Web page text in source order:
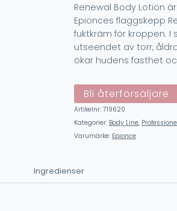
Renewal Body Lotion
Epionces flaggskepp
fuktkräm för kroppen.
utseendet av torr,
ökar hudens fasthet
Bli återförsäljare
Artikelnr: 719620
Kategorier: Body Line,
Varumärke: Epionce
Ingredienser